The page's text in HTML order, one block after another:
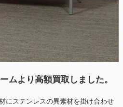
ムより高額買取しました。
にステンレスの異素材を掛け合わせ